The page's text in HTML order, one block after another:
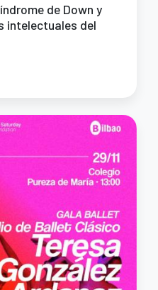
de Down y
intelectuales del